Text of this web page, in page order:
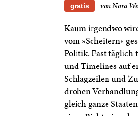
gratis von Nora
Kaum irgendwo
vom »Scheitern«
Politik. Fast
und Timelines auf
Schlagzeilen und
drohen
gleich ganze